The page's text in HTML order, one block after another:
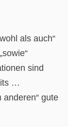
als auch“
sind
…
gute